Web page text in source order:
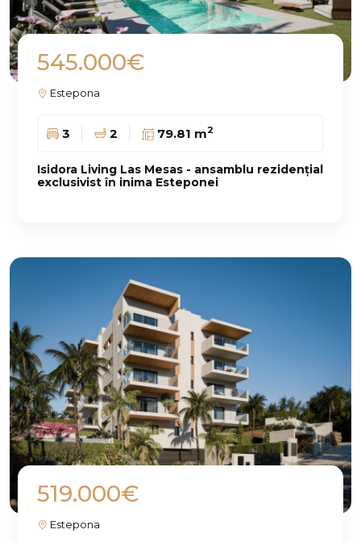
545.000€
Estepona
3 2 79.81 m2
Isidora Living Las Mesas - ansamblu rezidențial
exclusivist în inima Esteponei
519.000€
Estepona